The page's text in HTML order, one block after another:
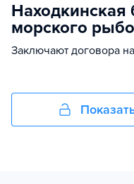
Находкинская
морского
Заключают договора